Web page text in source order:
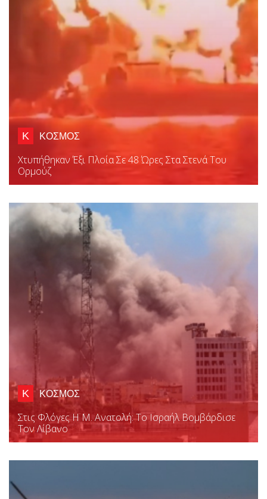
Κ ΚΟΣΜΟΣ
Χτυπήθηκαν Έξι Πλοία Σε 48 Ώρες Στα Στενά Του
Ορμούζ
Κ ΚΟΣΜΟΣ
Στις Φλόγες Η Μ. Ανατολή: Το Ισραήλ Βομβάρδισε
Τον Λίβανο